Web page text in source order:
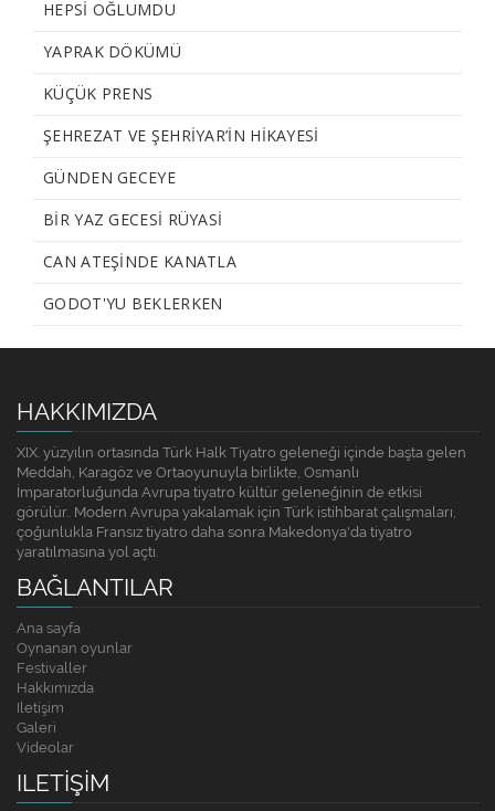
HEPSI OĞLUMDU
YAPRAK DÖKÜMÜ
KÜÇÜK PRENS
ŞEHREZAT VE ŞEHRIYAR’IN HIKAYESI
GÜNDEN GECEYE
BIR YAZ GECESI RÜYASI
CAN ATEŞINDE KANATLA
GODOT'YU BEKLERKEN
HAKKIMIZDA
XIX. yüzyılın ortasında Türk Halk Tiyatro geleneği içinde başta gelen
Meddah, Karagöz ve Ortaoyunuyla birlikte, Osmanlı
İmparatorluğunda Avrupa tiyatro kültür geleneğinin de etkisi
görülür.. Modern Avrupa yakalamak için Türk istihbarat çalışmaları,
çoğunlukla Fransız tiyatro daha sonra Makedonya'da tiyatro
yaratılmasına yol açtı.
BAĞLANTILAR
Ana sayfa
Oynanan oyunlar
Festivaller
Hakkımızda
Iletişim
Galeri
Videolar
ILETIŞIM